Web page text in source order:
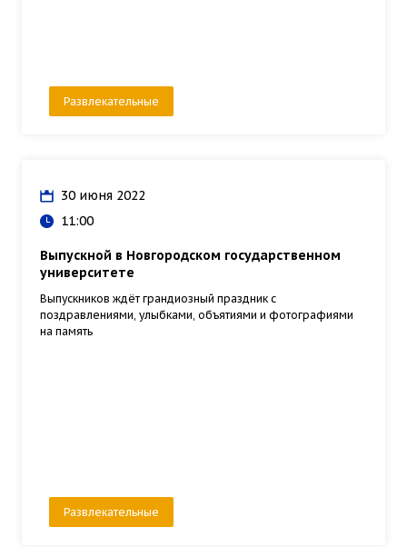
Развлекательные
30 июня 2022
11:00
Выпускной в Новгородском государственном
университете
Выпускников ждёт грандиозный праздник с
поздравлениями, улыбками, объятиями и фотографиями
на память
Развлекательные